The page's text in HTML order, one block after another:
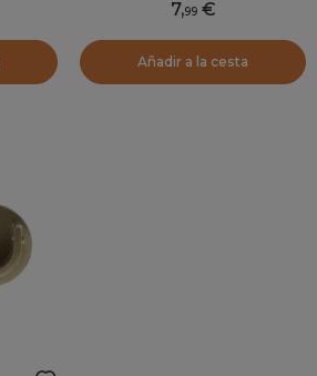
7,99
Añadir a la cesta